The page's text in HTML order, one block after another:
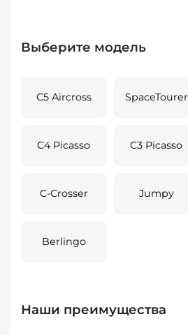
Выберите модель
C5 Aircross SpaceTourer
C4 Picasso C3 Picasso
C-Crosser Jumpy
Berlingo
Наши преимущества